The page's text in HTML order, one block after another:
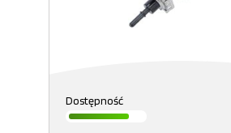
Dostępność